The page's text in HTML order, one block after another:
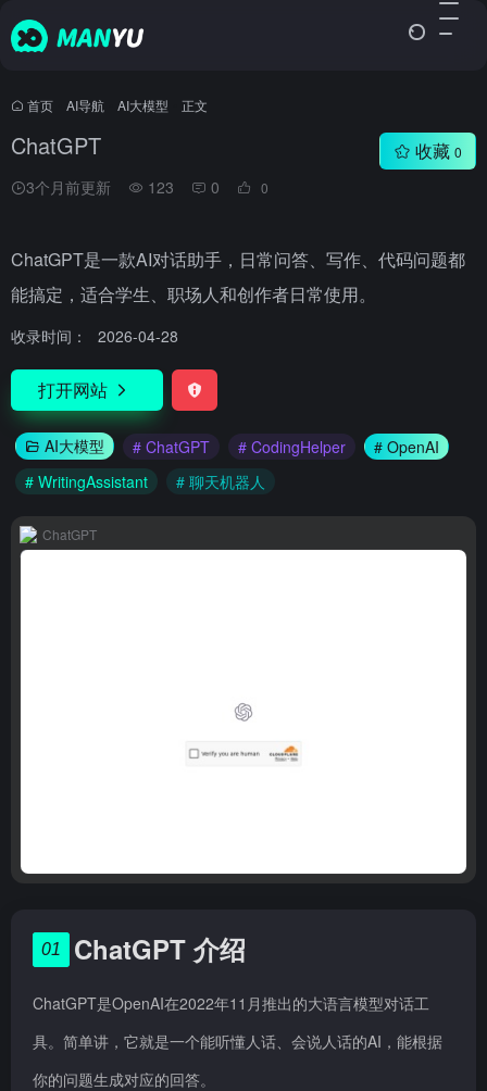
首页 AI导航 AI大模型 正文
ChatGPT
3个月前更新 123 0 0
收藏 0
ChatGPT是一款AI对话助手，日常问答、写作、代码问题都
能搞定，适合学生、职场人和创作者日常使用。
收录时间： 2026-04-28
打开网站
AI大模型 # ChatGPT # CodingHelper
# OpenAI
# WritingAssistant
# 聊天机器人
ChatGPT
01 ChatGPT 介绍
ChatGPT是OpenAI在2022年11月推出的大语言模型对话工
具。简单讲，它就是一个能听懂人话、会说人话的AI，能根据
你的问题生成对应的回答。